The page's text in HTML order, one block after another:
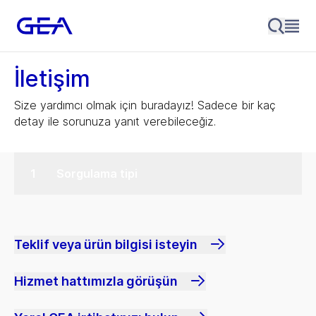
İletişim
Size yardımcı olmak için buradayız! Sadece bir kaç
detay ile sorunuza yanıt verebileceğiz.
Teklif veya ürün bilgisi isteyin
Hizmet hattımızla görüşün